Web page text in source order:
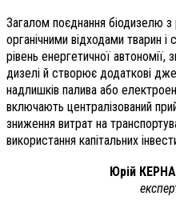
Загалом поєднання біодизелю з
органічними відходами тварин
рівень енергетичної
дизелі й створює додаткові
надлишків палива або
включають централізований
зниження витрат на
використання капітальних
Юрій